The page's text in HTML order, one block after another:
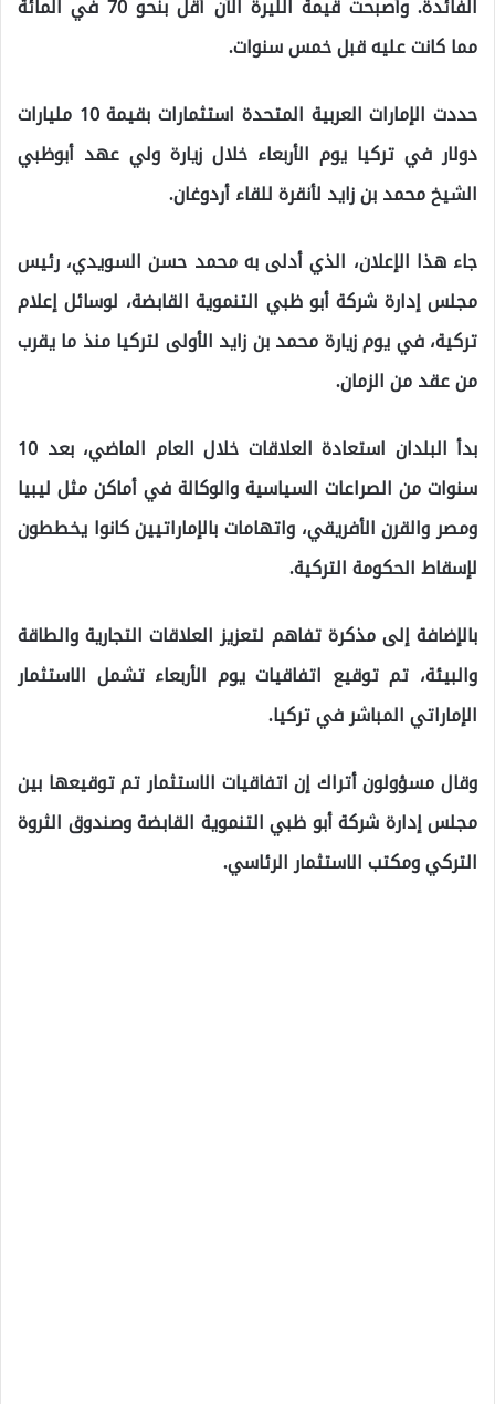
الفائدة. وأصبحت قيمة الليرة الآن أقل بنحو 70 في المائة
مما كانت عليه قبل خمس سنوات.
حددت الإمارات العربية المتحدة استثمارات بقيمة 10 مليارات
دولار في تركيا يوم الأربعاء خلال زيارة ولي عهد أبوظبي
الشيخ محمد بن زايد لأنقرة للقاء أردوغان.
جاء هذا الإعلان، الذي أدلى به محمد حسن السويدي، رئيس
مجلس إدارة شركة أبو ظبي التنموية القابضة، لوسائل إعلام
تركية، في يوم زيارة محمد بن زايد الأولى لتركيا منذ ما يقرب
من عقد من الزمان.
بدأ البلدان استعادة العلاقات خلال العام الماضي، بعد 10
سنوات من الصراعات السياسية والوكالة في أماكن مثل ليبيا
ومصر والقرن الأفريقي، واتهامات بالإماراتيين كانوا يخططون
لإسقاط الحكومة التركية.
بالإضافة إلى مذكرة تفاهم لتعزيز العلاقات التجارية والطاقة
والبيئة، تم توقيع اتفاقيات يوم الأربعاء تشمل الاستثمار
الإماراتي المباشر في تركيا.
وقال مسؤولون أتراك إن اتفاقيات الاستثمار تم توقيعها بين
مجلس إدارة شركة أبو ظبي التنموية القابضة وصندوق الثروة
التركي ومكتب الاستثمار الرئاسي.